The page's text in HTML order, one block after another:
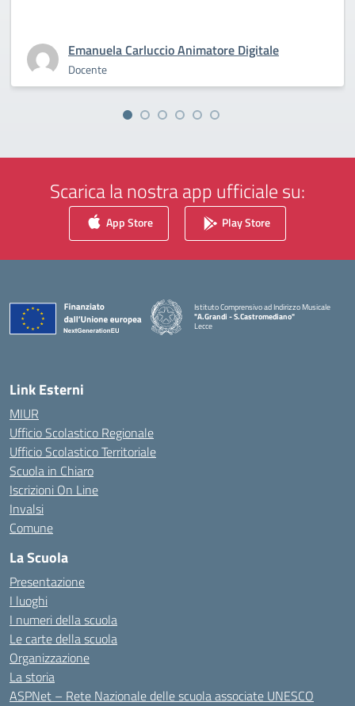
Emanuela Carluccio Animatore Digitale
Docente
Scarica la nostra app ufficiale su:
App Store Play Store
Istituto Comprensivo ad Indirizzo Musicale
"A.Grandi - S.Castromediano"
Lecce
Link Esterni
MIUR
Ufficio Scolastico Regionale
Ufficio Scolastico Territoriale
Scuola in Chiaro
Iscrizioni On Line
Invalsi
Comune
La Scuola
Presentazione
I luoghi
I numeri della scuola
Le carte della scuola
Organizzazione
La storia
ASPNet – Rete Nazionale delle scuola associate UNESCO